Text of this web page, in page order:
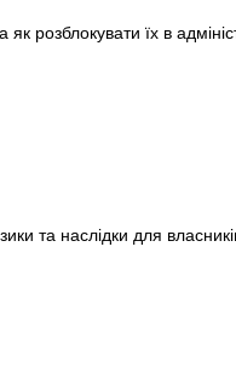
розблокувати їх в
та наслідки для